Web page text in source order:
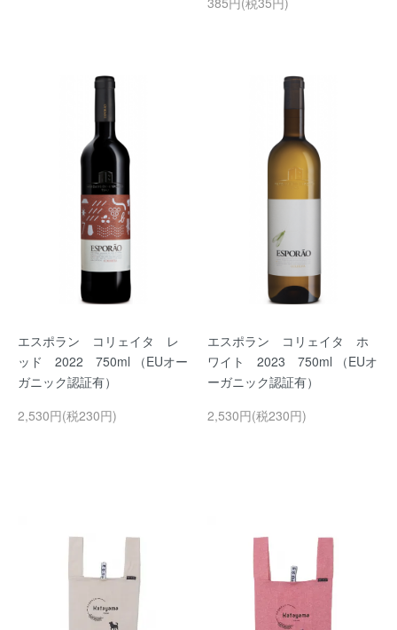
エスポラン コリェイタ レ
ッド 2022 750ml （EUオー
ガニック認証有）
2,530円(税230円)
エスポラン コリェイタ ホ
ワイト 2023 750ml （EUオ
ーガニック認証有）
2,530円(税230円)